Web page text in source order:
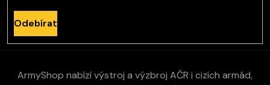
Odebírat
ArmyShop nabízí výstroj a výzbroj AČR i cizích armád,